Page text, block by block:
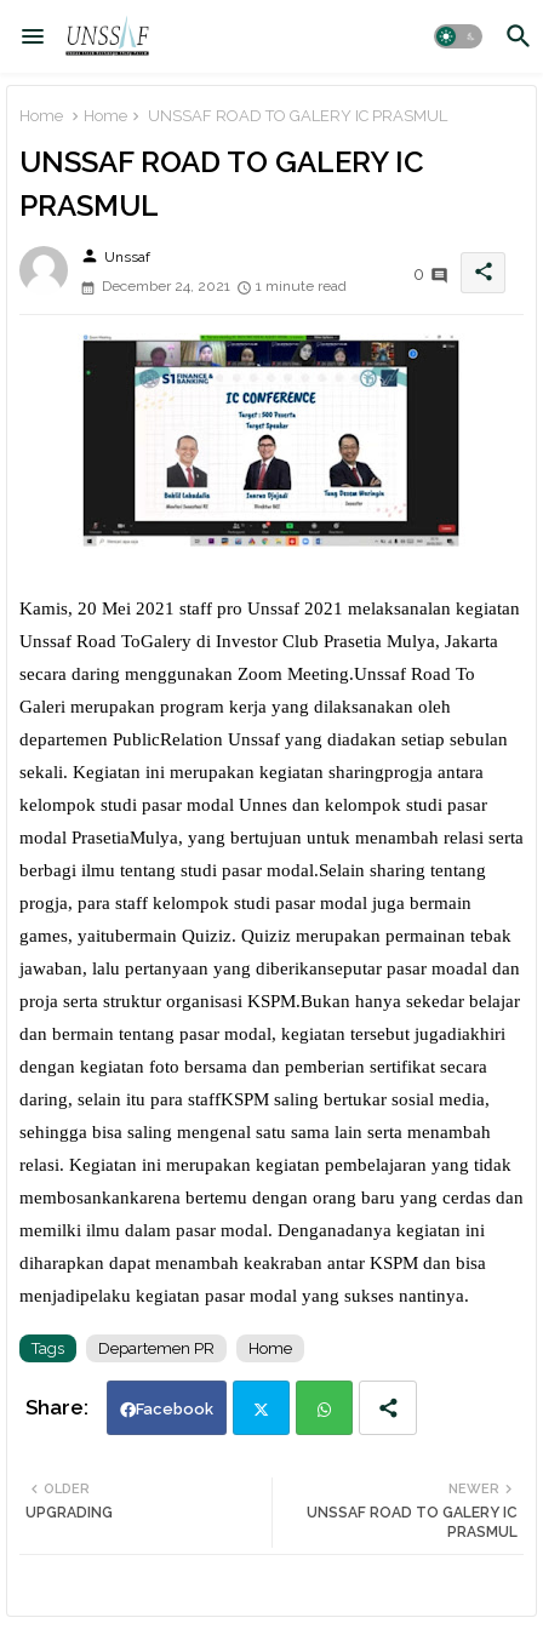
Home Home UNSSAF ROAD TO GALERY IC PRASMUL
UNSSAF ROAD TO GALERY IC
PRASMUL
person Unssaf
December 24, 2021
1 minute read
0 share
Kamis, 20 Mei 2021 staff pro Unssaf 2021 melaksanalan kegiatan
Unssaf Road ToGalery di Investor Club Prasetia Mulya, Jakarta
secara daring menggunakan Zoom Meeting.Unssaf Road To
Galeri merupakan program kerja yang dilaksanakan oleh
departemen PublicRelation Unssaf yang diadakan setiap sebulan
sekali. Kegiatan ini merupakan kegiatan sharingprogja antara
kelompok studi pasar modal Unnes dan kelompok studi pasar
modal PrasetiaMulya, yang bertujuan untuk menambah relasi serta
berbagi ilmu tentang studi pasar modal.Selain sharing tentang
progja, para staff kelompok studi pasar modal juga bermain
games, yaitubermain Quiziz. Quiziz merupakan permainan tebak
jawaban, lalu pertanyaan yang diberikanseputar pasar moadal dan
proja serta struktur organisasi KSPM.Bukan hanya sekedar belajar
dan bermain tentang pasar modal, kegiatan tersebut jugadiakhiri
dengan kegiatan foto bersama dan pemberian sertifikat secara
daring, selain itu para staffKSPM saling bertukar sosial media,
sehingga bisa saling mengenal satu sama lain serta menambah
relasi. Kegiatan ini merupakan kegiatan pembelajaran yang tidak
membosankankarena bertemu dengan orang baru yang cerdas dan
memilki ilmu dalam pasar modal. Denganadanya kegiatan ini
diharapkan dapat menambah keakraban antar KSPM dan bisa
menjadipelaku kegiatan pasar modal yang sukses nantinya.
Tags Departemen PR Home
Facebook
ats
NEWER
UNSSAF ROAD TO GALERY IC
PRASMUL
OLDER
UPGRADING